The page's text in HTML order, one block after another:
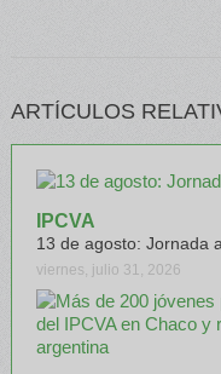
ARTÍCULOS
IPCVA
13 de agosto: Jornada
viernes, julio 31, 2026